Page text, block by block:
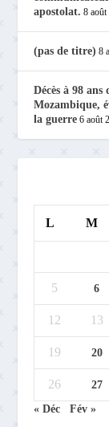
apostolat. 8
(pas de titre) 8
Décès à 98
Mozambique,
la guerre 6 août
L M
5 6
12 13
19 20
26 27
« Déc
Fév »